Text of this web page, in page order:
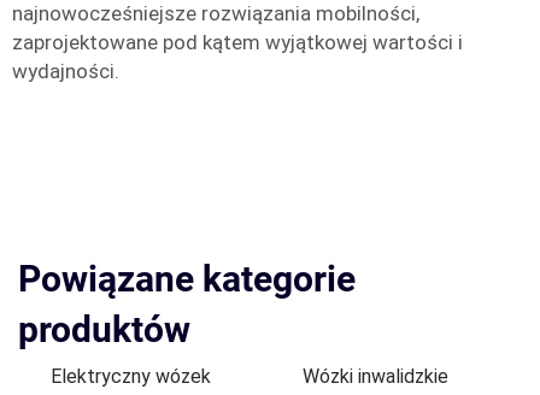
najnowocześniejsze rozwiązania mobilności,
zaprojektowane pod kątem wyjątkowej wartości i
wydajności.
Powiązane kategorie
produktów
Elektryczny wózek
Wózki inwalidzkie